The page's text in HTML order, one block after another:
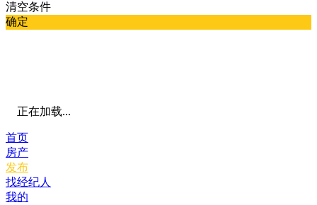
清空条件
确定
正在加载...
首页
房产
发布
找经纪人
我的